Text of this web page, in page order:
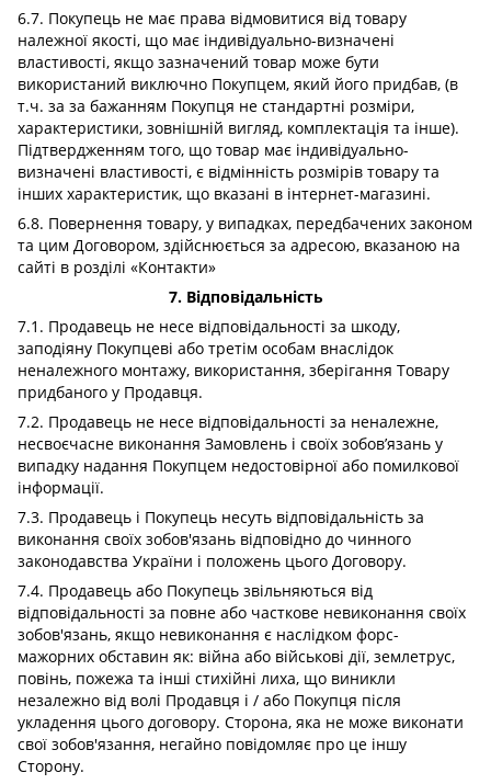
6.7. Покупець не має права відмовитися від товару
належної якості, що має індивідуально-визначені
властивості, якщо зазначений товар може бути
використаний виключно Покупцем, який його придбав, (в
т.ч. за за бажанням Покупця не стандартні розміри,
характеристики, зовнішній вигляд, комплектація та інше).
Підтвердженням того, що товар має індивідуально-
визначені властивості, є відмінність розмірів товару та
інших характеристик, що вказані в інтернет-магазині.
6.8. Повернення товару, у випадках, передбачених законом
та цим Договором, здійснюється за адресою, вказаною на
сайті в розділі «Контакти»
7. Відповідальність
7.1. Продавець не несе відповідальності за шкоду,
заподіяну Покупцеві або третім особам внаслідок
неналежного монтажу, використання, зберігання Товару
придбаного у Продавця.
7.2. Продавець не несе відповідальності за неналежне,
несвоєчасне виконання Замовлень і своїх зобов’язань у
випадку надання Покупцем недостовірної або помилкової
інформації.
7.3. Продавець і Покупець несуть відповідальність за
виконання своїх зобов'язань відповідно до чинного
законодавства України і положень цього Договору.
7.4. Продавець або Покупець звільняються від
відповідальності за повне або часткове невиконання своїх
зобов'язань, якщо невиконання є наслідком форс-
мажорних обставин як: війна або військові дії, землетрус,
повінь, пожежа та інші стихійні лиха, що виникли
незалежно від волі Продавця і / або Покупця після
укладення цього договору. Сторона, яка не може виконати
свої зобов'язання, негайно повідомляє про це іншу
Сторону.